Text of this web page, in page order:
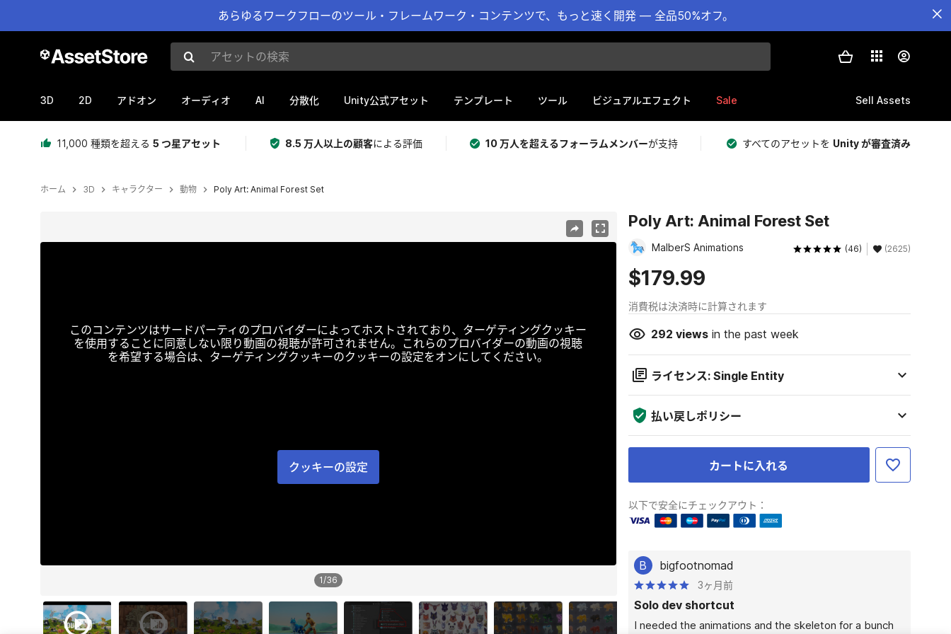
あらゆるワークフローのツール・フレームワーク・コンテンツで、もっと速く開発 — 全品50%オフ。
アセットの検索
3D 2D アドオン オーディオ AI 分散化 Unity公式アセット テンプレート ツール ビジュアルエフェクト Sale Sell Assets
11,000 種類を超える 5 つ星アセット 8.5 万人以上の顧客による評価 10 万人を超えるフォーラムメンバーが支持 すべてのアセットを Unity が審査済み
ホーム 3D キャラクター 動物 Poly Art: Animal Forest Set
このコンテンツはサードパーティのプロバイダーによってホストされており、ターゲティングクッキー
を使用することに同意しない限り動画の視聴が許可されません。これらのプロバイダーの動画の視聴
を希望する場合は、ターゲティングクッキーのクッキーの設定をオンにしてください。
クッキーの設定
1/36
Poly Art: Animal Forest Set
MalberS Animations (46) (2625)
$179.99
消費税は決済時に計算されます
292 viewsin the past week
ライセンス: Single Entity
払い戻しポリシー
カートに入れる
以下で安全にチェックアウト：
B bigfootnomad
3ヶ月前
Solo dev shortcut
I needed the animations and the skeleton for a bunch